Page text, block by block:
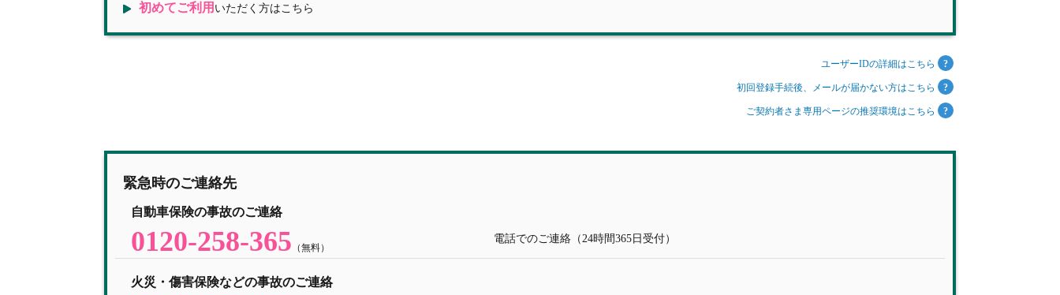
初めてご利用 いただく方はこちら
ユーザーIDの詳細はこちら
初回登録手続後、メールが届かない方はこちら
ご契約者さま専用ページの推奨環境はこちら
緊急時のご連絡先
自動車保険の事故のご連絡
0120-258-365 （無料）
電話でのご連絡（24時間365日受付）
火災・傷害保険などの事故のご連絡